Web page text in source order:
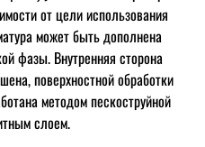
от цели использования
может быть дополнена
фазы. Внутренняя сторона
поверхностной обработки
методом пескоструйной
слоем.